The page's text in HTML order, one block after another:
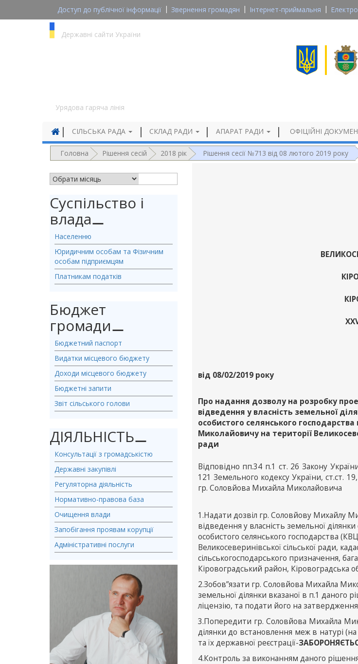
Доступ до публічної інформації Звернення громадян Інтернет-приймальня
Державні сайти України
Урядова гаряча лінія
СІЛЬСЬКА РАДА СКЛАД РАДИ АПАРАТ РАДИ ОФІЦІЙНІ
Головна Рішення сесій 2018 рік Рішення сесії №713 від 08 лютого 2019 року
АРХІВ НОВИН
Суспільство і
влада⚊
Населенню
Юридичним особам та Фізичним
особам підприємцям
Платникам податків
Бюджет
громади⚊
Бюджетний паспорт
Видатки місцевого бюджету
Доходи місцевого бюджету
Бюджетні запити
Звіт сільського голови
ДІЯЛЬНІСТЬ⚊
Консультації з громадськістю
Державні закупівлі
Регуляторна діяльність
Нормативно-правова база
Очищення влади
Запобігання проявам корупції
Адміністративні послуги
від 08/02/2019 року
Про надання дозволу на розробку
відведення у власність земельної
особистого селянського
Миколайовичу на території
ради
Відповідно пп.34 п.1 ст. 26 Закону
121 Земельного кодексу України, ст.ст.
гр. Соловйова Михайла Миколайовича
1.Надати дозвіл гр. Соловйову Михайлу
відведення у власність земельної
особистого селянського господарства
Великосеверинівської сільської ради,
сільськогосподарського призначення,
Кіровоградський район, Кіровоградська
2.Зобов”язати гр. Соловйова Михайла
земельної ділянки вказаної в п.1 даного
ліцензію, та подати його на затвердження
3.Попередити гр. Соловйова Михайла
ділянки до встановлення меж в натурі
та їх державної реєстрації-
4.Контроль за виконанням даного рішення